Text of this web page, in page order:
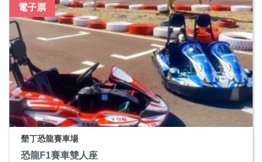
電子票
墾丁恐龍賽車場
恐龍F1賽車雙人座